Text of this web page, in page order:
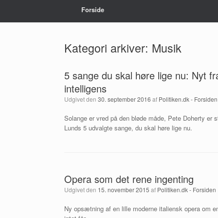
Forside
Kategori arkiver: Musik
5 sange du skal høre lige nu: Nyt
intelligens
Udgivet den 30. september 2016 af Politiken.dk - Forsiden
Solange er vred på den bløde måde, Pete Doherty er
Lunds 5 udvalgte sange, du skal høre lige nu.
Opera som det rene ingenting
Udgivet den 15. november 2015 af Politiken.dk - Forsiden
Ny opsætning af en lille moderne italiensk opera om